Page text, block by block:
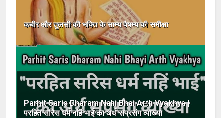
कबीर और तुलसी की भक्ति के साम्य वैषम्य की समीक्षा
Parhit Saris Dharam Nahi Bhai Arth Vyakhya |
परहित सरिस धर्म नहिं भाई का अर्थ सप्रसंग व्याख्या